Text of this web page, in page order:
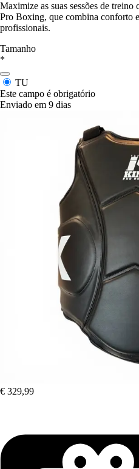
Maximize as suas sessões de
Pro Boxing, que combina conforto
profissionais.
Tamanho
*
TU
Este campo é obrigatório
Enviado em 9 dias
€ 329,99